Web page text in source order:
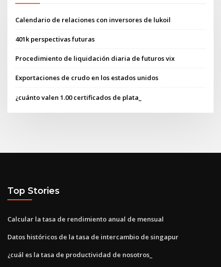
Calendario de relaciones con inversores de lukoil
401k perspectivas futuras
Procedimiento de liquidación diaria de futuros vix
Exportaciones de crudo en los estados unidos
¿cuánto valen 1.00 certificados de plata_
Top Stories
Calcular la tasa de rendimiento anual de mensual
Datos históricos de la tasa de intercambio de singapur
¿cuál es la tasa de productividad de nosotros_